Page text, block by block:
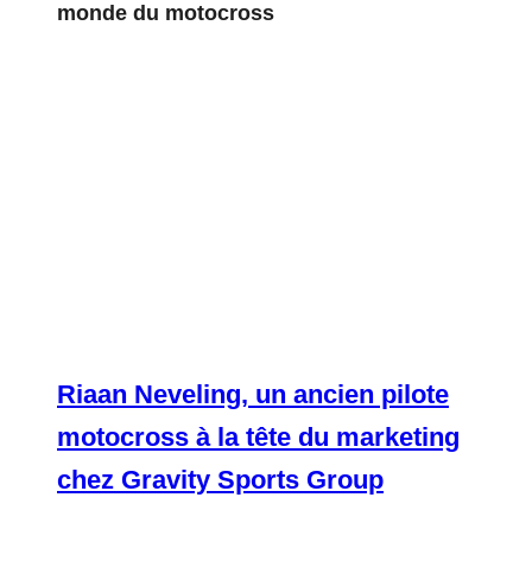
monde du motocross
Riaan Neveling, un ancien pilote
motocross à la tête du marketing
chez Gravity Sports Group